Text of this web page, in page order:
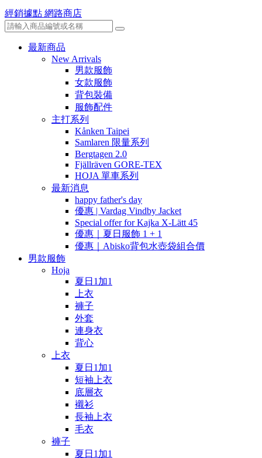
經銷據點 網路商店
最新商品
New Arrivals
男款服飾
女款服飾
背包裝備
服飾配件
主打系列
Kånken Taipei
Samlaren 限量系列
Bergtagen 2.0
Fjällräven GORE-TEX
HOJA 單車系列
最新消息
happy father's day
優惠 | Vardag Vindby Jacket
Special offer for Kajka X-Lätt 45
優惠｜夏日服飾 1 + 1
優惠｜Abisko背包水壺袋組合價
男款服飾
Hoja
夏日1加1
上衣
褲子
外套
連身衣
背心
上衣
夏日1加1
短袖上衣
底層衣
襯衫
長袖上衣
毛衣
褲子
夏日1加1